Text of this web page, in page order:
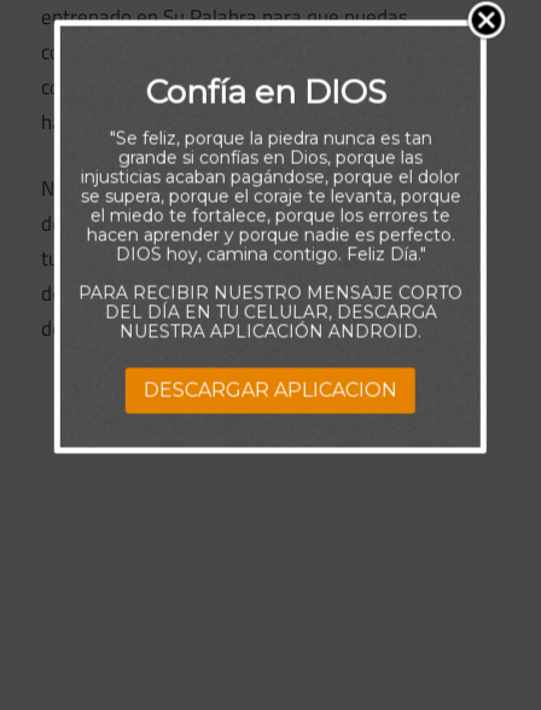
entrenado en Su Palabra para que puedas
consumirla en tus propios deseos. Él te ha dado a
conocer Su Palabra para que vivas en el Espíritu y
hagas la obra que te ha llamado a cumplir.
No dejes que las cosas de este mundo te hagan
desaprovechar las cosas gloriosas del Espíritu. Pon
tus prioridades en orden de acuerdo con la Palabra
de Dios. Coloca tu mirada en las cosas de arriba, ¡y
descubrirás la realidad de la vida celestial!
Confía en DIOS
"Se feliz, porque la piedra nunca es tan
grande si confías en Dios, porque las
injusticias acaban pagándose, porque el dolor
se supera, porque el coraje te levanta, porque
el miedo te fortalece, porque los errores te
hacen aprender y porque nadie es perfecto.
DIOS hoy, camina contigo. Feliz Día."
PARA RECIBIR NUESTRO MENSAJE CORTO
DEL DÍA EN TU CELULAR, DESCARGA
NUESTRA APLICACIÓN ANDROID.
DESCARGAR APLICACION